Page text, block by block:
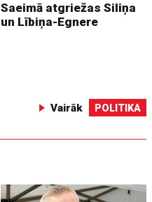
Saeimā atgriežas Siliņa
un Lībiņa-Egnere
Vairāk POLITIKA